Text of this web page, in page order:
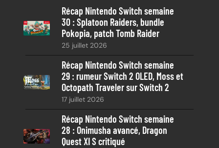
c
h
Récap Nintendo Switch semaine
30 : Splatoon Raiders, bundle
Pokopia, patch Tomb Raider
25 juillet 2026
Récap Nintendo Switch semaine
29 : rumeur Switch 2 OLED, Moss et
Octopath Traveler sur Switch 2
17 juillet 2026
Récap Nintendo Switch semaine
28 : Onimusha avancé, Dragon
Quest XI S critiqué